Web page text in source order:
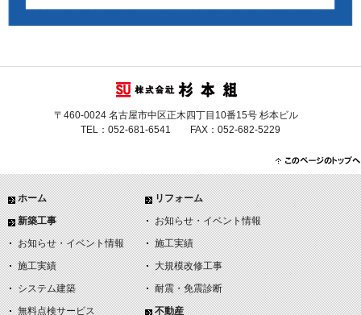
〒460-0024 名古屋市中区正木四丁目10番15号 杉本ビル
TEL：052-681-6541 FAX：052-682-5229
ホーム
新築工事
お知らせ・イベント情報
施工実績
システム建築
無料点検サービス
リフォーム
お知らせ・イベント情報
施工実績
大規模改修工事
耐震・免震診断
不動産